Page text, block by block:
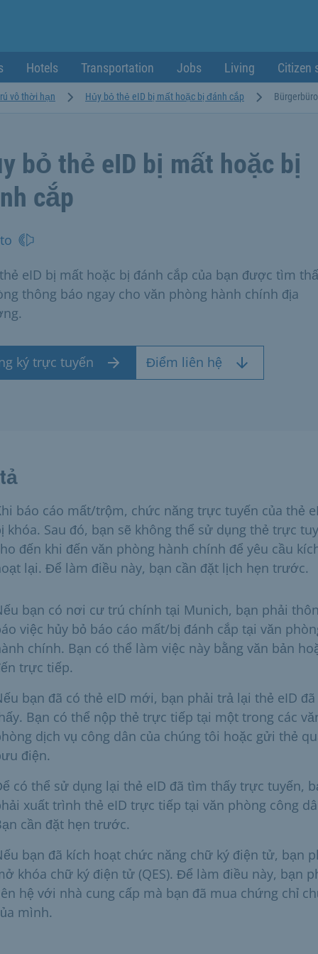
Hotels Transportation Jobs Living Citizen
vô thời hạn Hủy bỏ thẻ eID bị mất hoặc bị đánh cắp
bỏ thẻ eID bị mất hoặc bị
cắp
eID bị mất hoặc bị đánh cắp của bạn được tìm
thông báo ngay cho văn phòng hành chính địa
ký trực tuyến Điểm liên hệ
báo cáo mất/trộm, chức năng trực tuyến của thẻ
khóa. Sau đó, bạn sẽ không thể sử dụng thẻ trực
đến khi đến văn phòng hành chính để yêu cầu
lại. Để làm điều này, bạn cần đặt lịch hẹn trước.
bạn có nơi cư trú chính tại Munich, bạn phải
việc hủy bỏ báo cáo mất/bị đánh cắp tại văn
chính. Bạn có thể làm việc này bằng văn bản
trực tiếp.
bạn đã có thẻ eID mới, bạn phải trả lại thẻ eID
Bạn có thể nộp thẻ trực tiếp tại một trong các
dịch vụ công dân của chúng tôi hoặc gửi thẻ
điện.
có thể sử dụng lại thẻ eID đã tìm thấy trực tuyến,
xuất trình thẻ eID trực tiếp tại văn phòng công
cần đặt hẹn trước.
bạn đã kích hoạt chức năng chữ ký điện tử, bạn
khóa chữ ký điện tử (QES). Để làm điều này, bạn
hệ với nhà cung cấp mà bạn đã mua chứng chỉ
mình.